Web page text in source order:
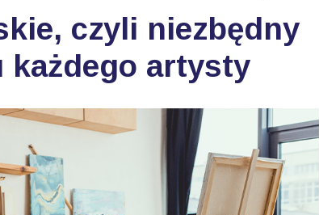
czyli niezbędny
każdego artysty